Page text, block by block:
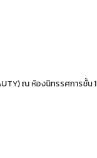
ณ ห้องนิทรรศการชั้น 1